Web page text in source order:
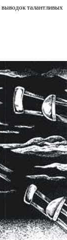
талантливых